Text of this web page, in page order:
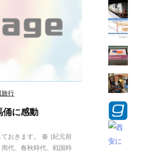
旅行
俑に感動
おきます。 秦 (紀元前
代、春秋時代、戦国時